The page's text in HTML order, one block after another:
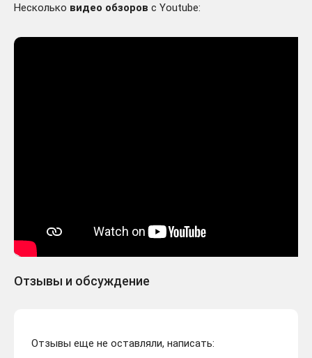
Несколько видео обзоров с Youtube:
Отзывы и обсуждение
Отзывы еще не оставляли, написать: